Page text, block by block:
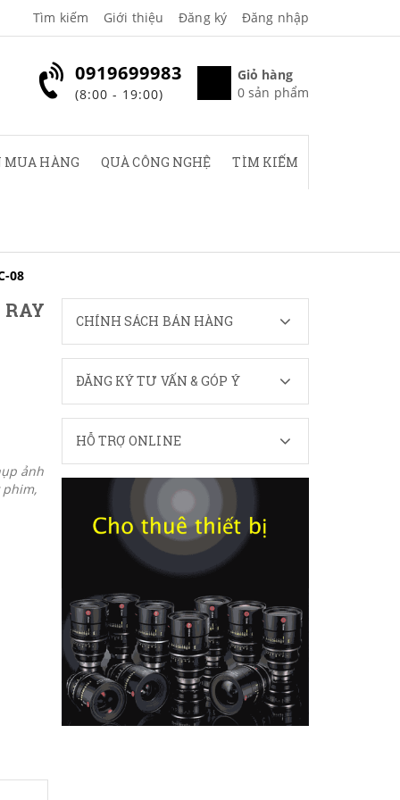
Tìm kiếm Giới thiệu Đăng ký Đăng nhập
Giỏ hàng
0 sản phẩm
0919699983
(8:00 - 19:00)
MUA HÀNG QUÀ CÔNG NGHỆ TÌM KIẾM
08
ảnh
phim,
CHÍNH SÁCH BÁN HÀNG
ĐĂNG KÝ TƯ VẤN & GÓP Ý
HỖ TRỢ ONLINE